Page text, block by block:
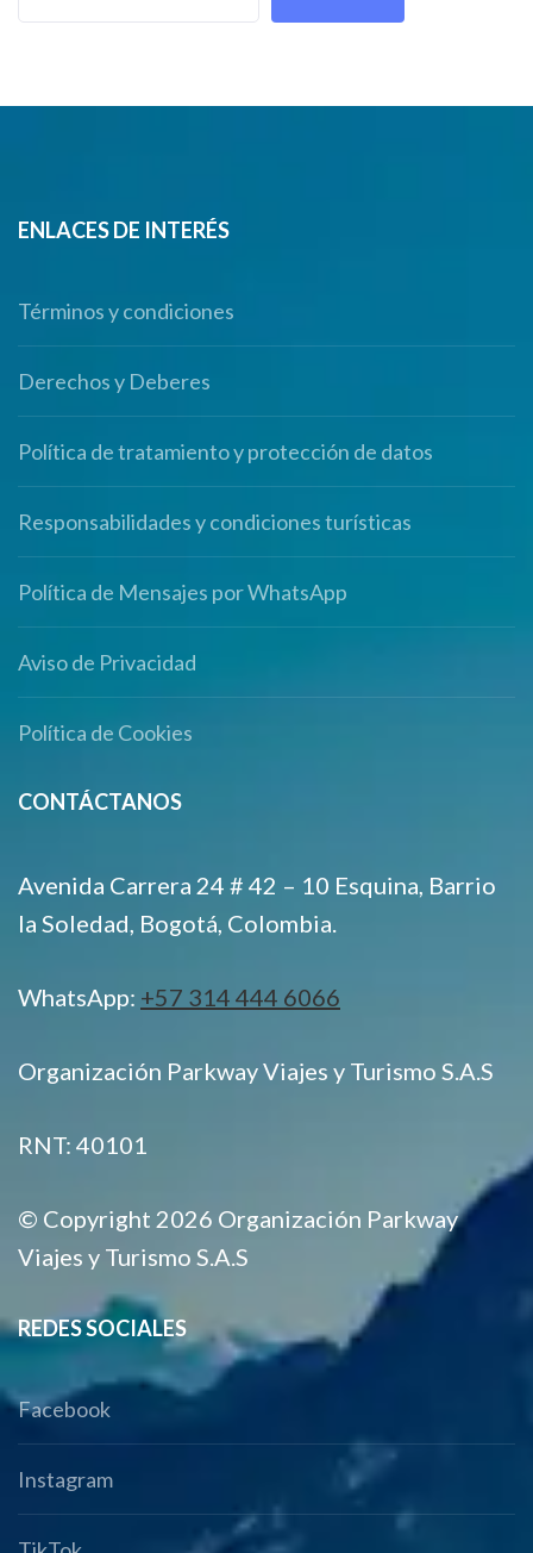
ENLACES DE INTERÉS
Términos y condiciones
Derechos y Deberes
Política de tratamiento y protección de datos
Responsabilidades y condiciones turísticas
Política de Mensajes por WhatsApp
Aviso de Privacidad
Política de Cookies
CONTÁCTANOS
Avenida Carrera 24 # 42 – 10 Esquina, Barrio
la Soledad, Bogotá, Colombia.
WhatsApp: +57 314 444 6066
Organización Parkway Viajes y Turismo S.A.S
RNT: 40101
© Copyright 2026 Organización Parkway
Viajes y Turismo S.A.S
REDES SOCIALES
Facebook
Instagram